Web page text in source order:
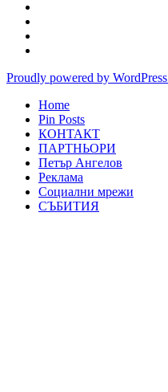
Proudly powered by WordPress
Home
Pin Posts
КОНТАКТ
ПАРТНЬОРИ
Петър Ангелов
Реклама
Социални мрежи
СЪБИТИЯ